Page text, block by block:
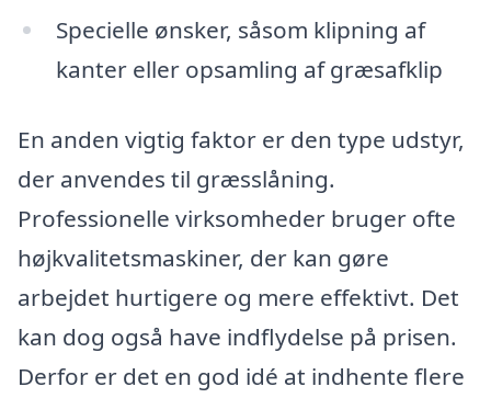
Specielle ønsker, såsom klipning af
kanter eller opsamling af græsafklip
En anden vigtig faktor er den type udstyr,
der anvendes til græsslåning.
Professionelle virksomheder bruger ofte
højkvalitetsmaskiner, der kan gøre
arbejdet hurtigere og mere effektivt. Det
kan dog også have indflydelse på prisen.
Derfor er det en god idé at indhente flere